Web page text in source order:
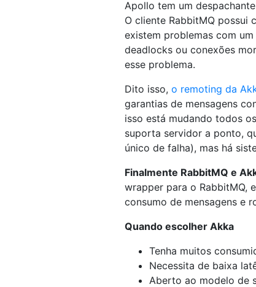
Apollo tem um
O cliente RabbitMQ possui
existem problemas com
deadlocks ou conexões
esse problema.
Dito isso, o remoting da
garantias de mensagens
isso está mudando todos
suporta servidor a ponto,
único de falha), mas há
Finalmente RabbitMQ e
wrapper para o RabbitMQ,
consumo de mensagens e
Quando escolher Akka
Tenha muitos
Necessita de baixa
Aberto ao modelo de